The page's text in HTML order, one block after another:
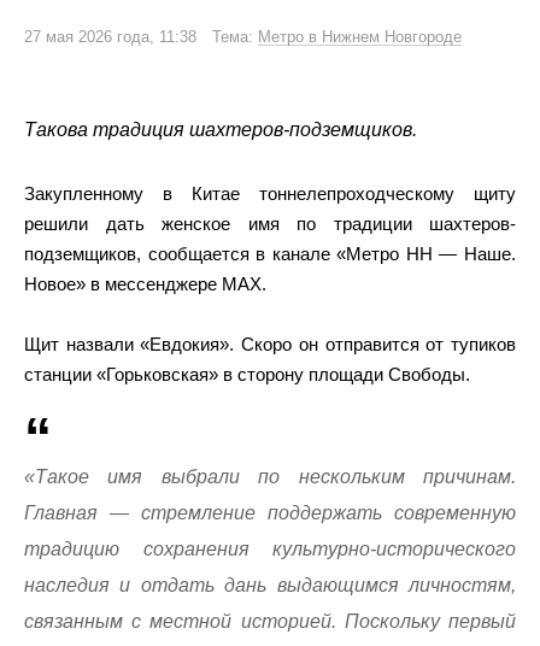
27 мая 2026 года, 11:38 Тема: Метро в Нижнем Новгороде
Такова традиция шахтеров-подземщиков.
Закупленному в Китае тоннелепроходческому щиту
решили дать женское имя по традиции шахтеров-
подземщиков, сообщается в канале «Метро НН — Наше.
Новое» в мессенджере МАХ.
Щит назвали «Евдокия». Скоро он отправится от тупиков
станции «Горьковская» в сторону площади Свободы.
«Такое имя выбрали по нескольким причинам.
Главная — стремление поддержать современную
традицию сохранения культурно-исторического
наследия и отдать дань выдающимся личностям,
связанным с местной историей. Поскольку первый